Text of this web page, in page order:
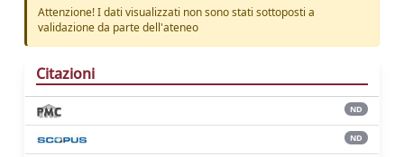
Attenzione! I dati visualizzati non sono stati sottoposti a
validazione da parte dell'ateneo
Citazioni
ND
ND